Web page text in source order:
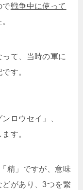
で戦争中に使って
て、当時の軍に
す。
ロウセイ」、
す。
精」ですが、意味
どがあり、3つを繋